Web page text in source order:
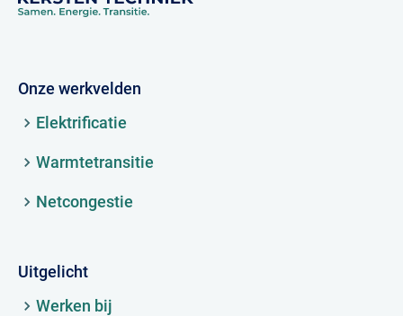
Onze werkvelden
Elektrificatie
Warmtetransitie
Netcongestie
Uitgelicht
Werken bij